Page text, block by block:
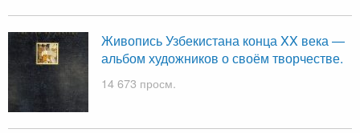
Живопись Узбекистана конца XX века —
альбом художников о своём творчестве.
14 673 просм.